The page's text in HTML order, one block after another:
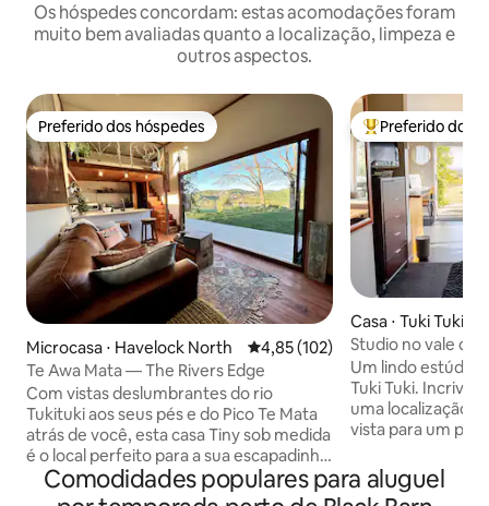
Os hóspedes concordam: estas acomodações foram
muito bem avaliadas quanto a localização, limpeza e
outros aspectos.
Preferido dos hóspedes
Preferido dos hóspedes
Microcasa ⋅ Havelock North 4,85 de uma avaliação média de
4,85 (102)
Te Awa Mata — The Rivers Edge
Com vistas deslumbrantes do rio
Tukituki aos seus pés e do Pico Te Mata
atrás de você, esta casa Tiny sob medida
é o local perfeito para a sua escapadinha
em Hawkes Bay. Tranquila e pitoresca,
fica a poucos minutos de Craggy Range,
Entre os
Preferido dos
Casa ⋅ Tuki Tuki
Studio no vale de
manhã incluído.
Um lindo
Tuki Tuki.
uma localização
vista para um
Havelock North.
perfeita para
Comodidades populares para aluguel